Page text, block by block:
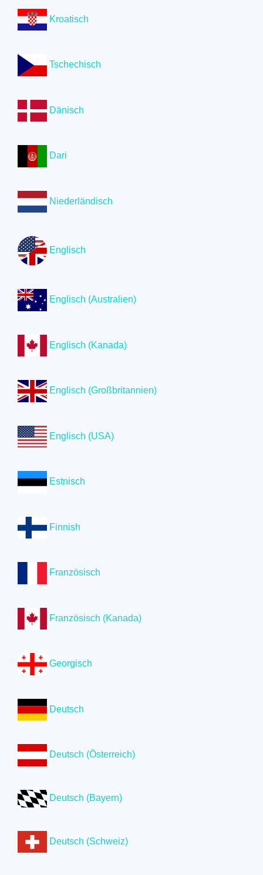
Kroatisch
Tschechisch
Dänisch
Dari
Niederländisch
Englisch
Englisch (Australien)
Englisch (Kanada)
Englisch (Großbritannien)
Englisch (USA)
Estnisch
Finnish
Französisch
Französisch (Kanada)
Georgisch
Deutsch
Deutsch (Österreich)
Deutsch (Bayern)
Deutsch (Schweiz)